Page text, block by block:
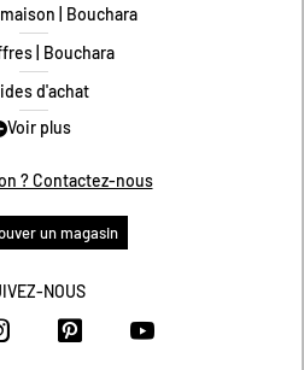
| Bouchara
| Bouchara
d'achat
des tailles
de fidélité
des offres
et retours
Voir plus
? Contactez-nous
un magasin
NOUS
https://